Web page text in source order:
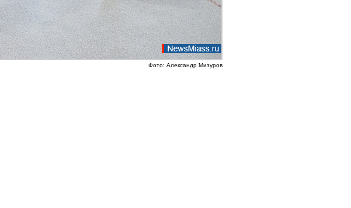
Фото: Александр Мизуров